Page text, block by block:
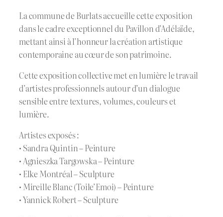
La commune de Burlats accueille cette exposition
dans le cadre exceptionnel du Pavillon d’Adélaïde,
mettant ainsi à l’honneur la création artistique
contemporaine au cœur de son patrimoine.
Cette exposition collective met en lumière le travail
d’artistes professionnels autour d’un dialogue
sensible entre textures, volumes, couleurs et
lumière.
Artistes exposés :
• Sandra Quintin – Peinture
• Agnieszka Targowska – Peinture
• Elke Montréal – Sculpture
• Mireille Blanc (Toile’Emoi) – Peinture
• Yannick Robert – Sculpture